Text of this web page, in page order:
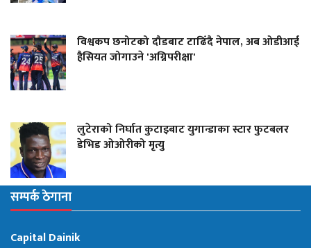
विश्वकप छनोटको दौडबाट टाढिँदै नेपाल, अब ओडीआई
हैसियत जोगाउने 'अग्निपरीक्षा'
लुटेराको निर्घात कुटाइबाट युगान्डाका स्टार फुटबलर
डेभिड ओओरीको मृत्यु
सम्पर्क ठेगाना
Capital Dainik